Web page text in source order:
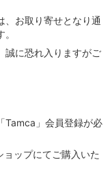
、お取り寄せとなり通
誠に恐れ入りますがご
Tamca」会員登録が必
ョップにてご購⼊いた